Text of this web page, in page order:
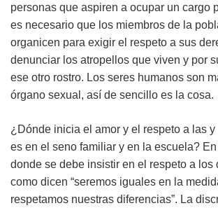
personas que aspiren a ocupar un cargo
es necesario que los miembros de la
organicen para exigir el respeto a sus
denunciar los atropellos que viven y por
ese otro rostro. Los seres humanos son
órgano sexual, así de sencillo es la cosa.
¿Dónde inicia el amor y el respeto a las
es en el seno familiar y en la escuela?
donde se debe insistir en el respeto a los
como dicen “seremos iguales en la
respetamos nuestras diferencias”. La